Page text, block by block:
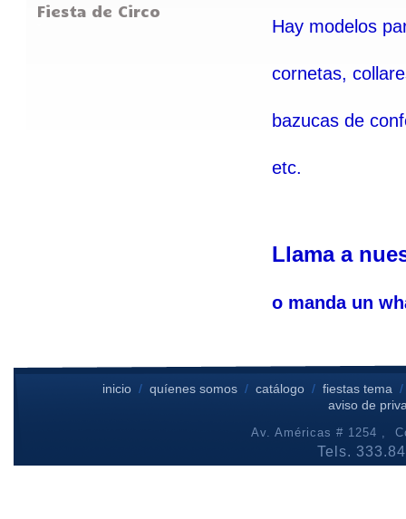
Fiesta de Circo
Hay modelos
cornetas,
bazucas de
etc.
Llama a
o manda un
inicio /quíenes somos /catálogo / fiestas tema
aviso de
Av. Américas # 1254 ,
Tels.